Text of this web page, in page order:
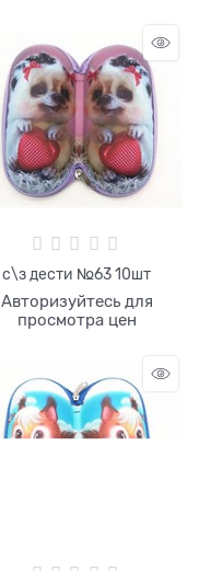
с\з дести №63 10шт
Авторизуйтесь для
просмотра цен